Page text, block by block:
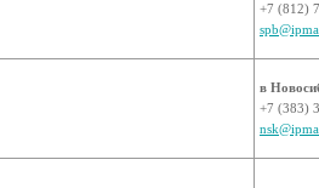
+7 (812)
в
+7 (383)